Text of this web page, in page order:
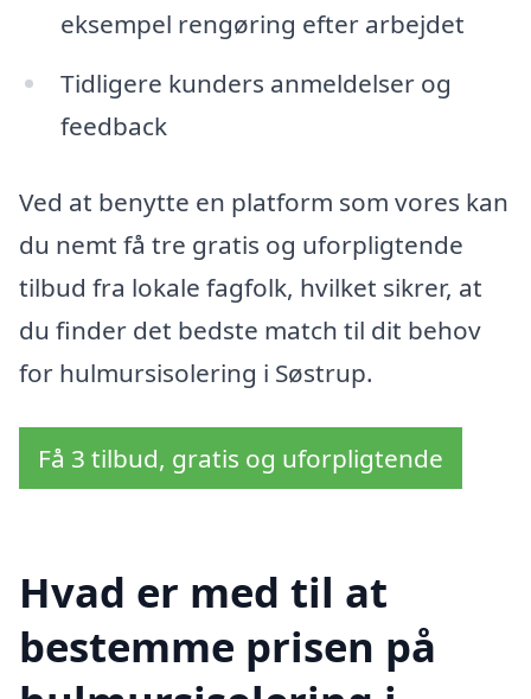
eksempel rengøring efter arbejdet
Tidligere kunders anmeldelser og
feedback
Ved at benytte en platform som vores kan
du nemt få tre gratis og uforpligtende
tilbud fra lokale fagfolk, hvilket sikrer, at
du finder det bedste match til dit behov
for hulmursisolering i Søstrup.
Få 3 tilbud, gratis og uforpligtende
Hvad er med til at
bestemme prisen på